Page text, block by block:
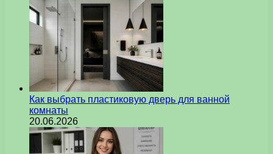
Как выбрать пластиковую дверь для ванной
комнаты
20.06.2026